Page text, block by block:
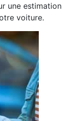
une estimation
voiture.